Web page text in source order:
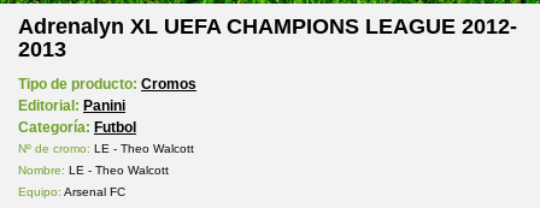
Adrenalyn XL UEFA CHAMPIONS LEAGUE 2012-
2013
Tipo de producto: Cromos
Editorial: Panini
Categoría: Futbol
Nº de cromo: LE - Theo Walcott
Nombre: LE - Theo Walcott
Equipo: Arsenal FC